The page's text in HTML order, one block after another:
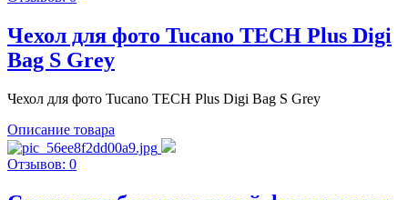
Чехол для фото Tucano TECH Plus Digi
Bag S Grey
Чехол для фото Tucano TECH Plus Digi Bag S Grey
Описание товара
Отзывов: 0